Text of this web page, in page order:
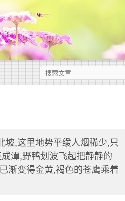
坡,这里地势平缓人烟稀少,只
潭,野鸭划波飞起把静静的
渐变得金黄,褐色的苍鹰乘着